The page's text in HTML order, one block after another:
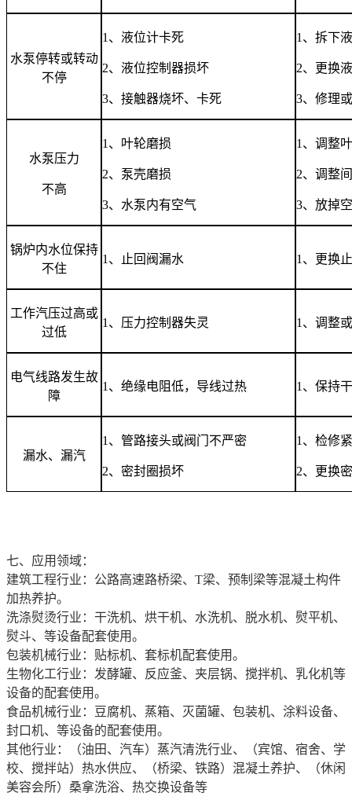
水泵停转或转动
不停
1 、液位计卡死
2、液位控制器损坏
3、接触器烧坏、卡死
1 、拆下
2、更换
3、修理
水泵压力
不高
1 、叶轮磨损
2、泵壳磨损
3、水泵内有空气
1 、调整
2、调整
3、放掉
锅炉内水位保持
不住
1 、止回阀漏水 1 、更换
工作汽压过高或
过低
1 、压力控制器失灵 1 、调整
电气线路发生故
障
1 、绝缘电阻低，导线过热 1 、保持
漏水、漏汽
1 、管路接头或阀门不严密
2、密封圈损坏
1 、检修
2、更换
七、 应用领域：
建筑工程行业：公路高速路桥梁、T梁、预制梁等混凝土构件
加热养护。
洗涤熨烫行业：干洗机、烘干机、水洗机、脱水机、熨平机、
熨斗、等设备配套使用。
包装机械行业：贴标机、套标机配套使用。
生物化工行业：发酵罐、反应釜、夹层锅、搅拌机、乳化机等
设备的配套使用。
食品机械行业：豆腐机、蒸箱、灭菌罐、包装机、涂料设备、
封口机、等设备的配套使用。
其他行业：（油田、汽车）蒸汽清洗行业、（宾馆、宿舍、学
校、搅拌站）热水供应、（桥梁、铁路）混凝土养护、（休闲
美容会所）桑拿洗浴、热交换设备等